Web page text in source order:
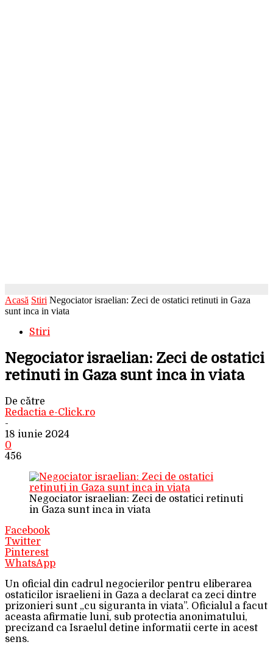
Acasă Stiri Negociator israelian: Zeci de ostatici retinuti in Gaza
sunt inca in viata
Stiri
Negociator israelian: Zeci de ostatici
retinuti in Gaza sunt inca in viata
De către
Redactia e-Click.ro
-
18 iunie 2024
0
456
Negociator israelian: Zeci de ostatici retinuti
in Gaza sunt inca in viata
Facebook
Twitter
Pinterest
WhatsApp
Un oficial din cadrul negocierilor pentru eliberarea
ostaticilor israelieni in Gaza a declarat ca zeci dintre
prizonieri sunt „cu siguranta in viata”. Oficialul a facut
aceasta afirmatie luni, sub protectia anonimatului,
precizand ca Israelul detine informatii certe in acest
sens.